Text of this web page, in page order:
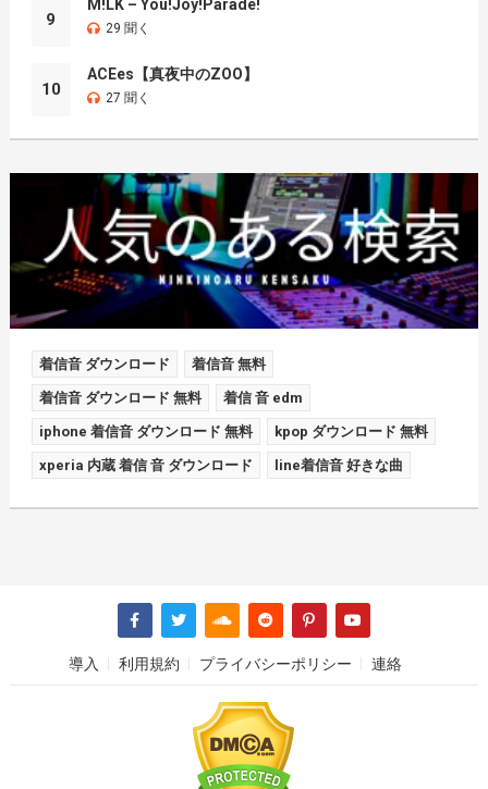
9
M!LK – You!Joy!Parade!
29 聞く
10
ACEes【真夜中のZOO】
27 聞く
着信音 ダウンロード 着信音 無料
着信音 ダウンロード 無料 着信 音 edm
iphone 着信音 ダウンロード 無料 kpop ダウンロード 無料
xperia 内蔵 着信 音 ダウンロード line着信音 好きな曲
導入 利用規約 プライバシーポリシー 連絡